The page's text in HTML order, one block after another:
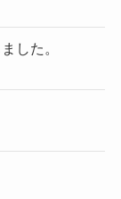
した。